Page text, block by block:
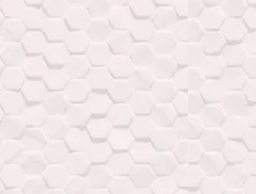
этом этапе много внимания
структурой документа, с
списками, со стилями. Вы
электронными формами,
документов.
Пройдя, этот курс вы сможете
по структуре и большие по
освоите навыки коллективной
документом, изучите полезные
необходимые для публикации в